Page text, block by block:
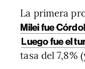
La primera
Milei fue
Luego fue el
tasa del 7,8%